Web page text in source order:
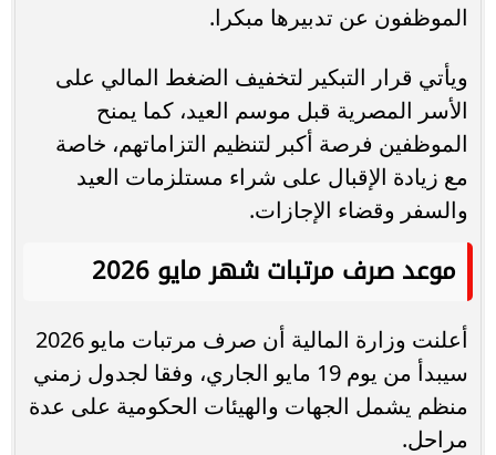
الموظفون عن تدبيرها مبكرا.
ويأتي قرار التبكير لتخفيف الضغط المالي على
الأسر المصرية قبل موسم العيد، كما يمنح
الموظفين فرصة أكبر لتنظيم التزاماتهم، خاصة
مع زيادة الإقبال على شراء مستلزمات العيد
والسفر وقضاء الإجازات.
موعد صرف مرتبات شهر مايو 2026
أعلنت وزارة المالية أن صرف مرتبات مايو 2026
سيبدأ من يوم 19 مايو الجاري، وفقا لجدول زمني
منظم يشمل الجهات والهيئات الحكومية على عدة
مراحل.